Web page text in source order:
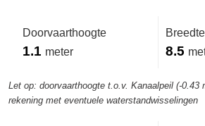
Doorvaarthoogte
1.1 meter
Breedte
8.5
Let op: doorvaarthoogte t.o.v. Kanaalpeil (-0.43
rekening met eventuele waterstandwisselingen